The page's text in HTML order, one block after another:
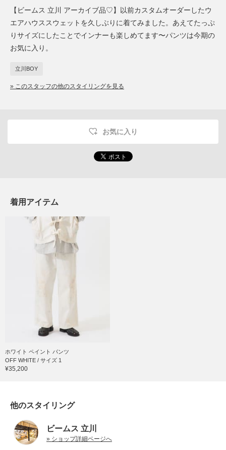
【ビームス 立川 アーカイブ品♡】以前カスタムオーダーしたウ
エアハウススウェットを久しぶりに着てみました。あえてたっぷ
りサイズにしたことでインナーも楽しめてます〜パンツは今期の
お気に入り。
立川BOY
» このスタッフの他のスタイリングを見る
お気に入り
着用アイテム
ホワイト ペイント パンツ
OFF WHITE / サイズ 1
¥35,200
他のスタイリング
ビームス 立川
» ショップ詳細ページへ